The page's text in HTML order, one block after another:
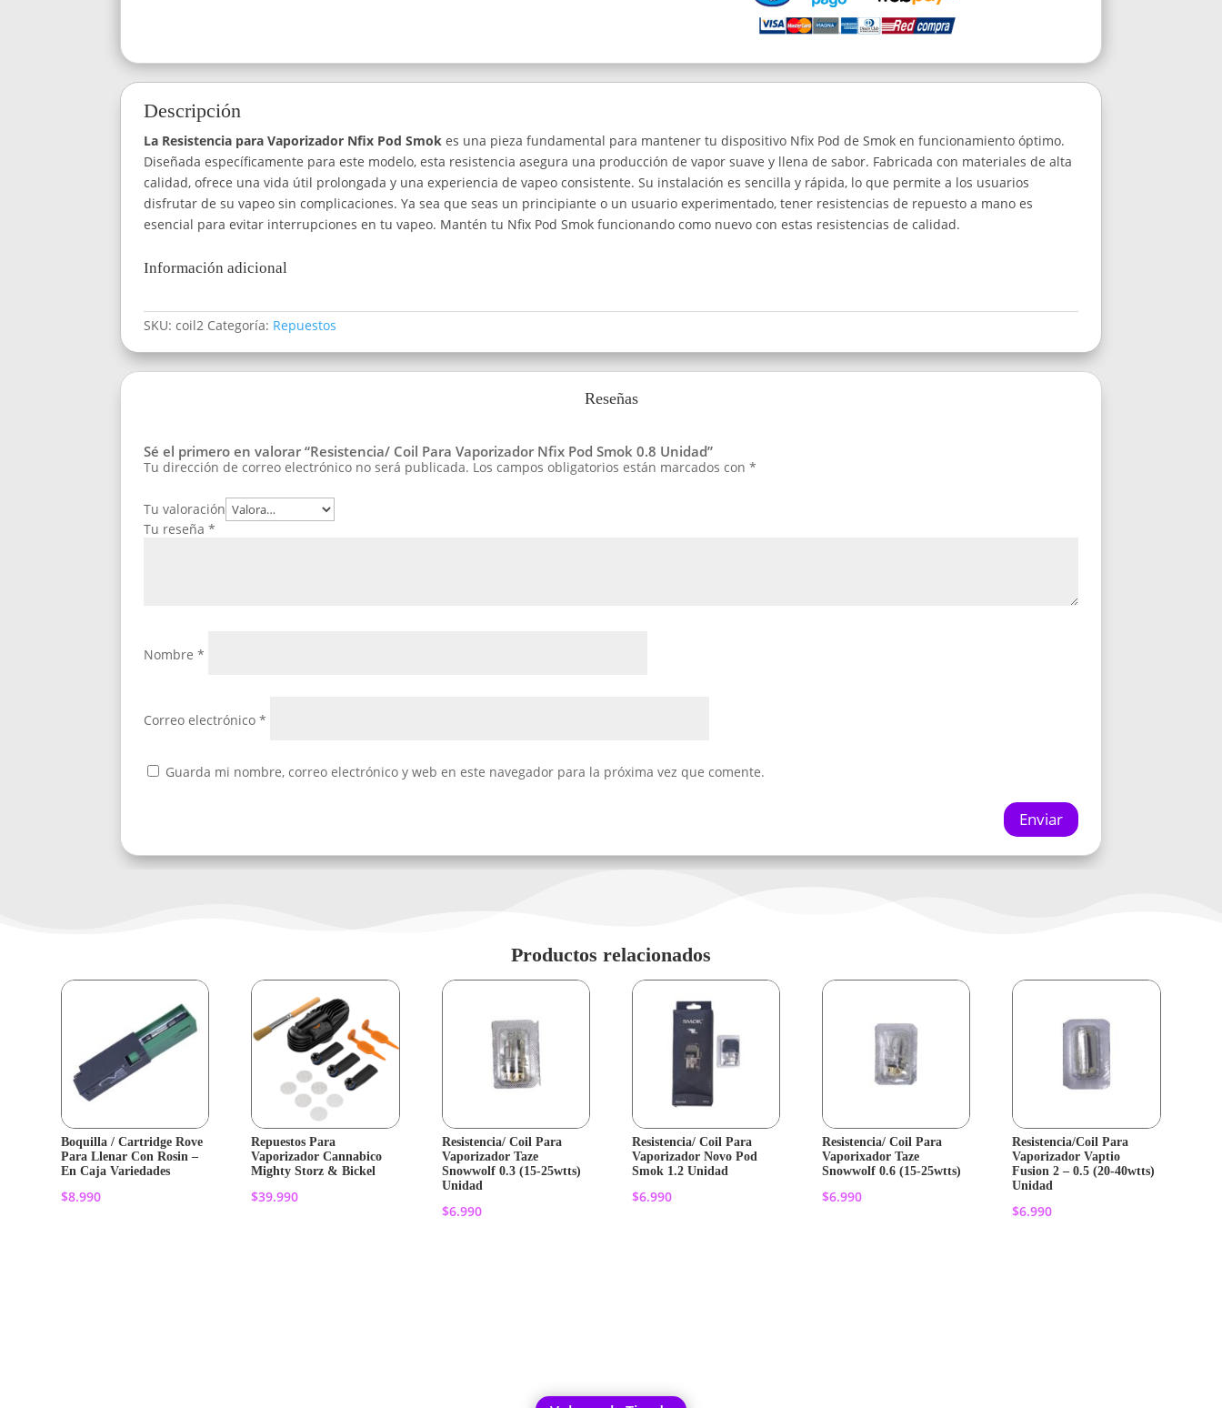
Unidad
cantidad
Descripción
La Resistencia para Vaporizador Nfix Pod Smok es una pieza fundamental para mantener tu dispositivo Nfix Pod de Smok en funcionamiento óptimo.
Diseñada específicamente para este modelo, esta resistencia asegura una producción de vapor suave y llena de sabor. Fabricada con materiales de alta
calidad, ofrece una vida útil prolongada y una experiencia de vapeo consistente. Su instalación es sencilla y rápida, lo que permite a los usuarios
disfrutar de su vapeo sin complicaciones. Ya sea que seas un principiante o un usuario experimentado, tener resistencias de repuesto a mano es
esencial para evitar interrupciones en tu vapeo. Mantén tu Nfix Pod Smok funcionando como nuevo con estas resistencias de calidad.
Información adicional
SKU: coil2 Categoría: Repuestos
Reseñas
Sé el primero en valorar “Resistencia/ Coil Para Vaporizador Nfix Pod Smok 0.8 Unidad”
Tu dirección de correo electrónico no será publicada. Los campos obligatorios están marcados con *
Tu valoración
Tu reseña *
Nombre *
Correo electrónico *
Guarda mi nombre, correo electrónico y web en este navegador para la próxima vez que comente.
Enviar
Productos relacionados
Boquilla / Cartridge Rove
Para Llenar Con Rosin –
En Caja Variedades
$8.990
Repuestos Para
Vaporizador Cannabico
Mighty Storz & Bickel
$39.990
Resistencia/ Coil Para
Vaporizador Taze
Snowwolf 0.3 (15-25wtts)
Unidad
$6.990
Resistencia/ Coil Para
Vaporizador Novo Pod
Smok 1.2 Unidad
$6.990
Resistencia/ Coil Para
Vaporixador Taze
Snowwolf 0.6 (15-25wtts)
$6.990
Resistencia/Coil Para
Vaporizador Vaptio
Fusion 2 – 0.5 (20-40wtts)
Unidad
$6.990